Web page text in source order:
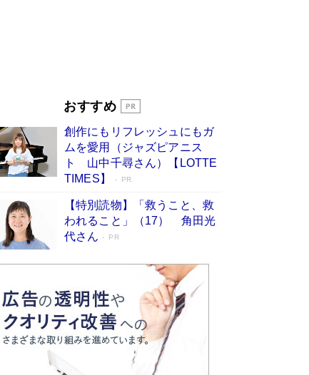
皇陛下はお元気でおられるか」がサウジ国王の第
東野圭吾、伊坂幸太郎の人気シリーズ最新作どち
らも文庫化 映画化された直木賞受賞作もランク
イン［文庫ベストセラー］
Book Bang
おすすめ
創作にもリフレッシュにもガ
ムを愛用（ジャズピアニス
ト 山中千尋さん）【LOTTE
TIMES】
PR
【特別読物】「救うこと、救
われること」（17） 角田光
代さん
PR